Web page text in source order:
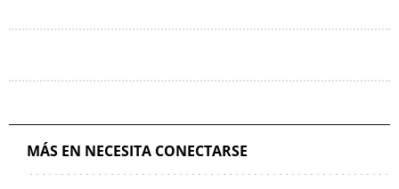
MÁS EN NECESITA CONECTARSE